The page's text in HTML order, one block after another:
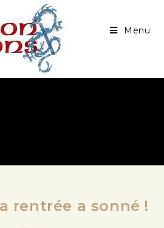
Menu
rentrée a sonné !